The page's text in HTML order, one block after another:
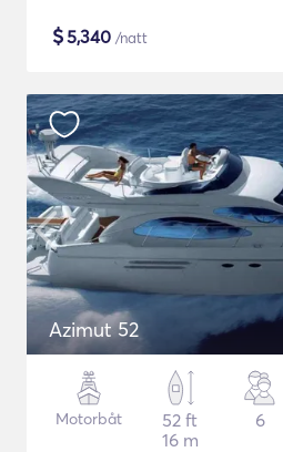
$5,340 /natt
Azimut 52
Motorbåt
52 ft
16 m
6